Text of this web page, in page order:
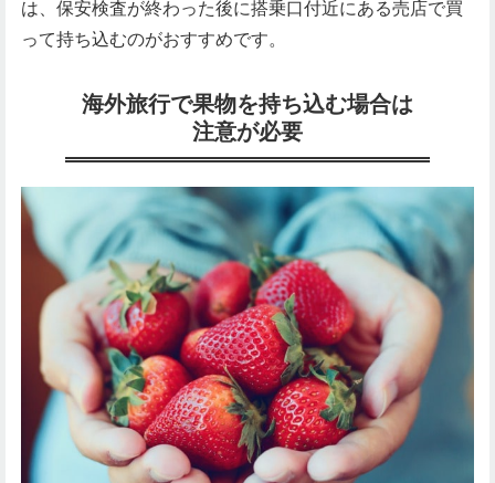
は、保安検査が終わった後に搭乗口付近にある売店で買
って持ち込むのがおすすめです。
海外旅行で果物を持ち込む場合は
注意が必要